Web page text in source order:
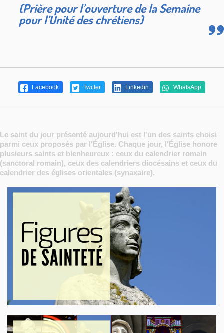
(Prière pour l’ouverture de la Semaine
pour l’Unité des chrétiens)
Facebook Twitter Linkedin WhatsApp
Le saint du jour présenté aujourd'hui est l'un des saints choisi
parmi ceux proposés par l'Église. Chaque jour, l'Église honore
plusieurs saints et bienheureux : ceux du calendrier romain
(sanctoral romain), ceux des calendriers diocésains et ceux du
calendrier des églises orientales (synaxaire).